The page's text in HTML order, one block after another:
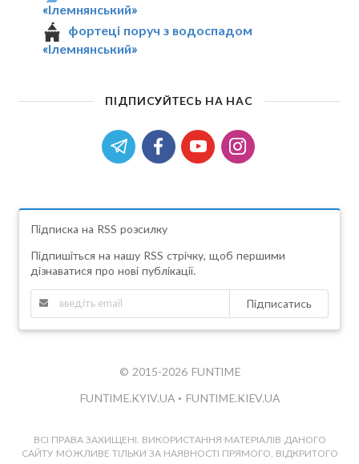
«Ілемнянський»
фортеці поруч з водоспадом
«Ілемнянський»
ПІДПИСУЙТЕСЬ НА НАС
Підписка на RSS розсилку
Підпишіться на нашу RSS стрічку, щоб першими
дізнаватися про нові публікації.
Підписатись
© 2015-2026 FUNTIME
FUNTIME.KYIV.UA • FUNTIME.KIEV.UA
ВСІ ПРАВА ЗАХИЩЕНІ. ВИКОРИСТАННЯ МАТЕРІАЛІВ ДАНОГО
САЙТУ МОЖЛИВЕ ТІЛЬКИ ЗА НАЯВНОСТІ ПРЯМОГО, ВІДКРИТОГО